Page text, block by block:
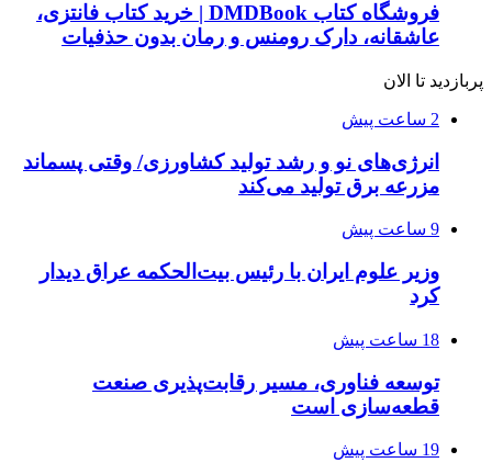
فروشگاه کتاب DMDBook | خرید کتاب فانتزی،
عاشقانه، دارک رومنس و رمان بدون حذفیات
پربازدید تا الان
2 ساعت پیش
انرژی‌های نو و رشد تولید کشاورزی/ وقتی پسماند
مزرعه‌ برق تولید می‌کند
9 ساعت پیش
وزیر علوم ایران با رئیس بیت‌الحکمه عراق دیدار
کرد
18 ساعت پیش
توسعه فناوری، مسیر رقابت‌پذیری صنعت
قطعه‌سازی است
19 ساعت پیش